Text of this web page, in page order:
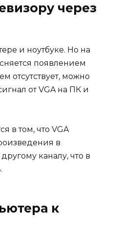
через
и ноутбуке. Но на
появлением
отсутствует, можно
от VGA на ПК и
в том, что VGA
в
каналу, что в
к